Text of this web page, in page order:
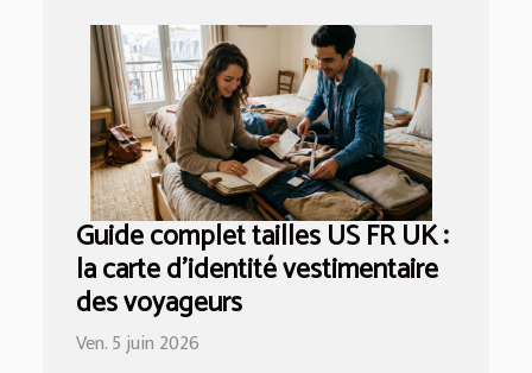
Guide complet tailles US FR UK :
la carte d’identité vestimentaire
des voyageurs
Ven. 5 juin 2026